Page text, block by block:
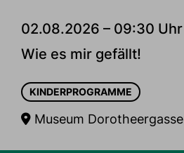
02.08.2026 – 09:30 Uhr
Wie es mir gefällt!
KINDERPROGRAMME
Museum Dorotheergasse